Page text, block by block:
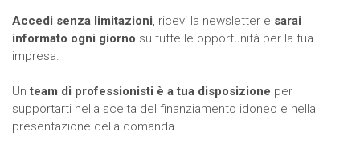
Accedi senza limitazioni, ricevi la newsletter e sarai
informato ogni giorno su tutte le opportunità per la tua
impresa.
Unteam di professionisti è a tua disposizione per
supportarti nella scelta del finanziamento idoneo e nella
presentazione della domanda.